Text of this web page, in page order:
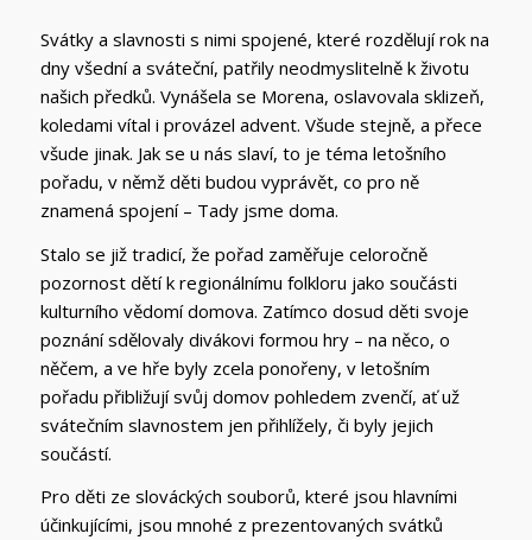
Svátky a slavnosti s nimi spojené, které rozdělují rok na
dny všední a sváteční, patřily neodmyslitelně k životu
našich předků. Vynášela se Morena, oslavovala sklizeň,
koledami vítal i provázel advent. Všude stejně, a přece
všude jinak. Jak se u nás slaví, to je téma letošního
pořadu, v němž děti budou vyprávět, co pro ně
znamená spojení – Tady jsme doma.
Stalo se již tradicí, že pořad zaměřuje celoročně
pozornost dětí k regionálnímu folkloru jako součásti
kulturního vědomí domova. Zatímco dosud děti svoje
poznání sdělovaly divákovi formou hry – na něco, o
něčem, a ve hře byly zcela ponořeny, v letošním
pořadu přibližují svůj domov pohledem zvenčí, ať už
svátečním slavnostem jen přihlížely, či byly jejich
součástí.
Pro děti ze slováckých souborů, které jsou hlavními
účinkujícími, jsou mnohé z prezentovaných svátků